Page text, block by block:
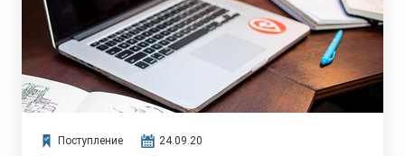
Поступление 24.09.20